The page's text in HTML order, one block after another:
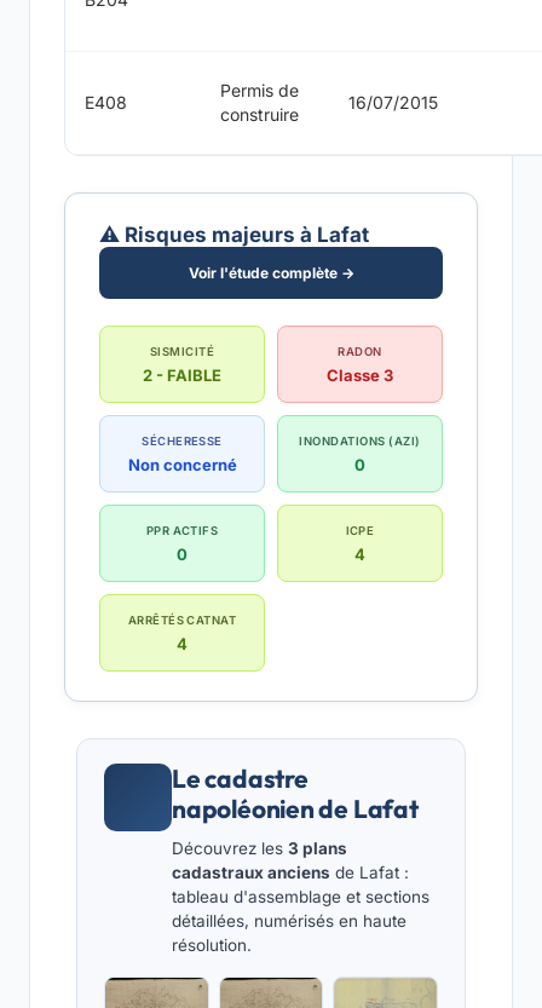
E408
Permis de
construire
16/07/2015
⚠️ Risques majeurs à Lafat
Voir l'étude complète →
SISMICITÉ
2 - FAIBLE
RADON
Classe 3
SÉCHERESSE
Non concerné
INONDATIONS (AZI)
0
PPR ACTIFS
0
ICPE
4
ARRÊTÉS CATNAT
4
Le cadastre
napoléonien de Lafat
Découvrez les 3 plans
cadastraux anciens de Lafat :
tableau d'assemblage et sections
détaillées, numérisés en haute
résolution.